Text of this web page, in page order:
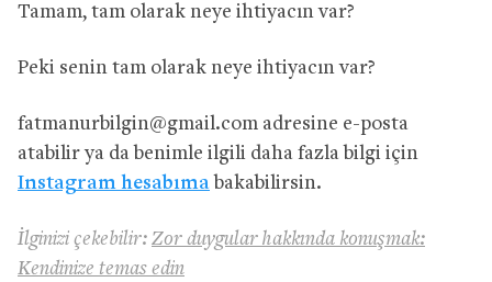
Tamam, tam olarak neye ihtiyacın var?
Peki senin tam olarak neye ihtiyacın var?
fatmanurbilgin@gmail.com adresine e-posta
atabilir ya da benimle ilgili daha fazla bilgi için
Instagram hesabıma bakabilirsin.
İlginizi çekebilir: Zor duygular hakkında konuşmak:
Kendinize temas edin